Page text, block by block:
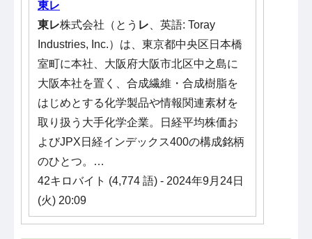
東レ
東レ株式会社（とう レ 、英語: Toray
Industries, Inc.）は、東京都中央区日本橋
室町に本社、大阪府大阪市北区中之島に
大阪本社を置く、合成繊維・合成樹脂を
はじめとする化学製品や情報関連素材を
取り扱う大手化学企業。日経平均株価お
よびJPX日経インデックス400の構成銘柄
のひとつ。…
42キロバイト (4,774 語) - 2024年9月24日
(火) 20:09